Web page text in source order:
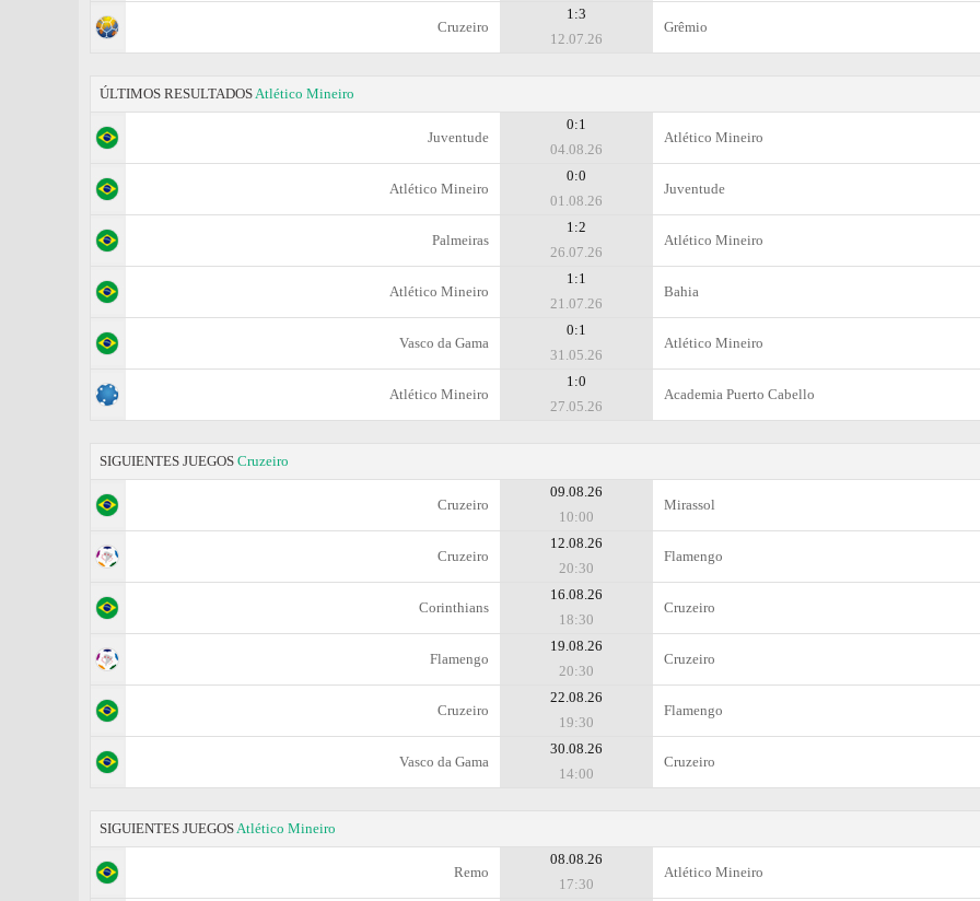
Cruzeiro
1:3
12.07.26
Grêmio
ÚLTIMOS RESULTADOSAtlético Mineiro
Juventude
0:1
04.08.26
Atlético Mineiro
Atlético Mineiro
0:0
01.08.26
Juventude
Palmeiras
1:2
26.07.26
Atlético Mineiro
Atlético Mineiro
1:1
21.07.26
Bahia
Vasco da Gama
0:1
31.05.26
Atlético Mineiro
Atlético Mineiro
1:0
27.05.26
Academia Puerto Cabello
SIGUIENTES JUEGOS Cruzeiro
Cruzeiro
09.08.26
10:00
Mirassol
Cruzeiro
12.08.26
20:30
Flamengo
Corinthians
16.08.26
18:30
Cruzeiro
Flamengo
19.08.26
20:30
Cruzeiro
Cruzeiro
22.08.26
19:30
Flamengo
Vasco da Gama
30.08.26
14:00
Cruzeiro
SIGUIENTES JUEGOSAtlético Mineiro
Remo
08.08.26
17:30
Atlético Mineiro